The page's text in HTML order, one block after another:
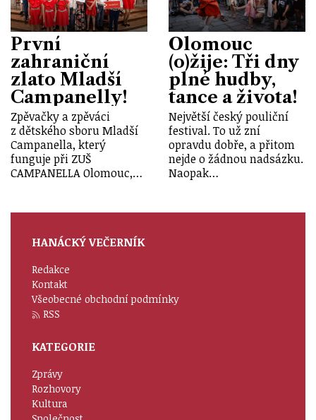
První
zahraniční
zlato Mladší
Campanelly!
Zpěvačky a zpěváci
z dětského sboru Mladší
Campanella, který
funguje při ZUŠ
CAMPANELLA Olomouc,…
Olomouc
(o)žije: Tři dny
plné hudby,
tance a života!
Největší český pouliční
festival. To už zní
opravdu dobře, a přitom
nejde o žádnou nadsázku.
Naopak…
HANÁCKÝ VEČERNÍK
Redakce
Kontakt
Všeobecné obchodní podmínky
RSS
KATEGORIE
Zprávy
Rozhovory
Kultura